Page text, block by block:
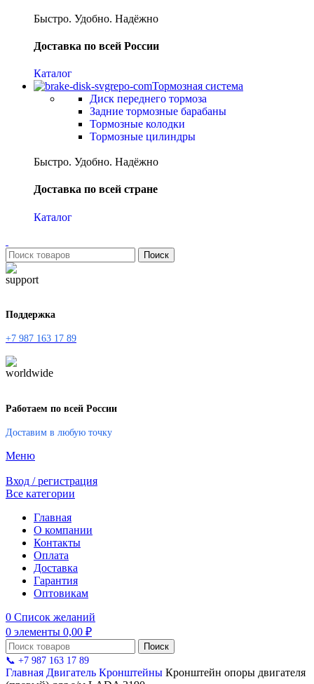
Быстро. Удобно. Надёжно
Доставка по всей России
Каталог
Тормозная система
Диск переднего тормоза
Задние тормозные барабаны
Тормозные колодки
Тормозные цилиндры
Быстро. Удобно. Надёжно
Доставка по всей стране
Каталог
Поиск
Поддержка
+7 987 163 17 89
Работаем по всей России
Доставим в любую точку
Меню
Вход / регистрация
Все категории
Главная
О компании
Контакты
Оплата
Доставка
Гарантия
Оптовикам
0 Список желаний
0 элементы 0,00 ₽
Поиск
📞 +7 987 163 17 89
Главная Двигатель Кронштейны Кронштейн опоры двигателя